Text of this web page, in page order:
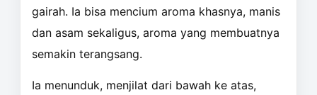
gairah. Ia bisa mencium aroma khasnya, manis
dan asam sekaligus, aroma yang membuatnya
semakin terangsang.
Ia menunduk, menjilat dari bawah ke atas,